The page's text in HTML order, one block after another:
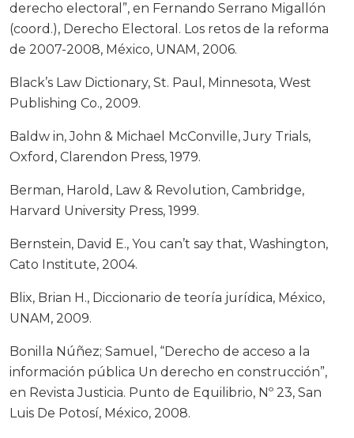
derecho electoral”, en Fernando Serrano Migallón
(coord.), Derecho Electoral. Los retos de la reforma
de 2007-2008, México, UNAM, 2006.
Black’s Law Dictionary, St. Paul, Minnesota, West
Publishing Co., 2009.
Baldw in, John & Michael McConville, Jury Trials,
Oxford, Clarendon Press, 1979.
Berman, Harold, Law & Revolution, Cambridge,
Harvard University Press, 1999.
Bernstein, David E., You can’t say that, Washington,
Cato Institute, 2004.
Blix, Brian H., Diccionario de teoría jurídica, México,
UNAM, 2009.
Bonilla Núñez; Samuel, “Derecho de acceso a la
información pública Un derecho en construcción”,
en Revista Justicia. Punto de Equilibrio, Nº 23, San
Luis De Potosí, México, 2008.